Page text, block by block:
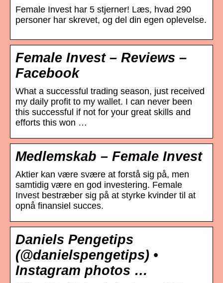
Female Invest har 5 stjerner! Læs, hvad 290
personer har skrevet, og del din egen oplevelse.
Female Invest – Reviews –
Facebook
What a successful trading season, just received
my daily profit to my wallet. I can never been
this successful if not for your great skills and
efforts this won …
Medlemskab – Female Invest
Aktier kan være svære at forstå sig på, men
samtidig være en god investering. Female
Invest bestræber sig på at styrke kvinder til at
opnå finansiel succes.
Daniels Pengetips
(@danielspengetips) •
Instagram photos …